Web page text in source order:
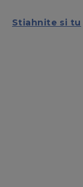
Stiahnite si tu